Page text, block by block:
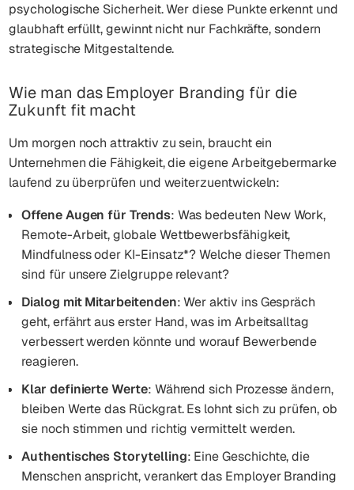
psychologische Sicherheit. Wer diese Punkte erkennt und
glaubhaft erfüllt, gewinnt nicht nur Fachkräfte, sondern
strategische Mitgestaltende.
Wie man das Employer Branding für die
Zukunft fit macht
Um morgen noch attraktiv zu sein, braucht ein
Unternehmen die Fähigkeit, die eigene Arbeitgebermarke
laufend zu überprüfen und weiterzuentwickeln:
Offene Augen für Trends: Was bedeuten New Work,
Remote-Arbeit, globale Wettbewerbsfähigkeit,
Mindfulness oder KI-Einsatz*? Welche dieser Themen
sind für unsere Zielgruppe relevant?
Dialog mit Mitarbeitenden: Wer aktiv ins Gespräch
geht, erfährt aus erster Hand, was im Arbeitsalltag
verbessert werden könnte und worauf Bewerbende
reagieren.
Klar definierte Werte: Während sich Prozesse ändern,
bleiben Werte das Rückgrat. Es lohnt sich zu prüfen, ob
sie noch stimmen und richtig vermittelt werden.
Authentisches Storytelling: Eine Geschichte, die
Menschen anspricht, verankert das Employer Branding